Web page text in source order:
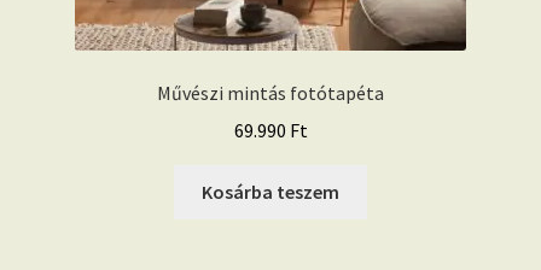
Művészi mintás fotótapéta
69.990 Ft
Kosárba teszem